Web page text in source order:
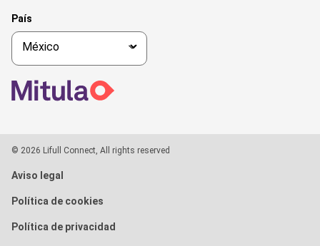
País
© 2026 Lifull Connect, All rights reserved
Aviso legal
Política de cookies
Política de privacidad